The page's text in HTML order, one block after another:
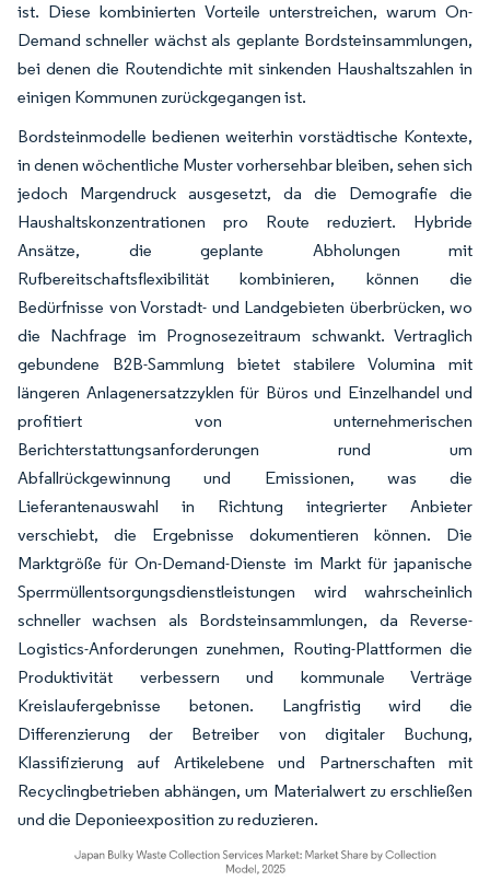
ist. Diese kombinierten Vorteile unterstreichen, warum On-
Demand schneller wächst als geplante Bordsteinsammlungen,
bei denen die Routendichte mit sinkenden Haushaltszahlen in
einigen Kommunen zurückgegangen ist.
Bordsteinmodelle bedienen weiterhin vorstädtische Kontexte,
in denen wöchentliche Muster vorhersehbar bleiben, sehen sich
jedoch Margendruck ausgesetzt, da die Demografie die
Haushaltskonzentrationen pro Route reduziert. Hybride
Ansätze, die geplante Abholungen mit
Rufbereitschaftsflexibilität kombinieren, können die
Bedürfnisse von Vorstadt- und Landgebieten überbrücken, wo
die Nachfrage im Prognosezeitraum schwankt. Vertraglich
gebundene B2B-Sammlung bietet stabilere Volumina mit
längeren Anlagenersatzzyklen für Büros und Einzelhandel und
profitiert von unternehmerischen
Berichterstattungsanforderungen rund um
Abfallrückgewinnung und Emissionen, was die
Lieferantenauswahl in Richtung integrierter Anbieter
verschiebt, die Ergebnisse dokumentieren können. Die
Marktgröße für On-Demand-Dienste im Markt für japanische
Sperrmüllentsorgungsdienstleistungen wird wahrscheinlich
schneller wachsen als Bordsteinsammlungen, da Reverse-
Logistics-Anforderungen zunehmen, Routing-Plattformen die
Produktivität verbessern und kommunale Verträge
Kreislaufergebnisse betonen. Langfristig wird die
Differenzierung der Betreiber von digitaler Buchung,
Klassifizierung auf Artikelebene und Partnerschaften mit
Recyclingbetrieben abhängen, um Materialwert zu erschließen
und die Deponieexposition zu reduzieren.